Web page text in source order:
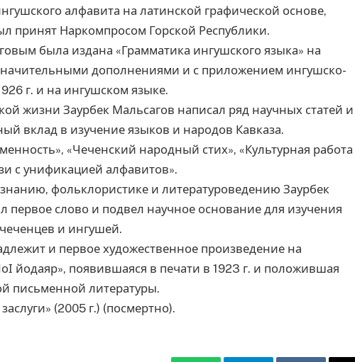
алфавита на латинской графической основе,
принят Наркомпросом Горской Республики.
была издана «Грамматика ингушского языка» на
дополнениями и с приложением ингушско-
г. и на ингушском языке.
жизни Заурбек Мальсагов написал ряд научных статей и
вклад в изучение языков и народов Кавказа.
«Чеченский народный стих», «Культурная работа
с унификацией алфавитов».
фольклористике и литературоведению Заурбек
первое слово и подвел научное основание для изучения
и ингушей.
и первое художественное произведение на
йодаяр», появившаяся в печати в 1923 г. и положившая
письменной литературы.
(2005 г.) (посмертно).